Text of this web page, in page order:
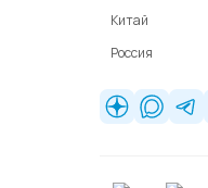
Китай
Россия